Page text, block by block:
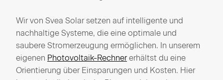
Wir von Svea Solar setzen auf intelligente und
nachhaltige Systeme, die eine optimale und
saubere Stromerzeugung ermöglichen. In unserem
eigenen Photovoltaik-Rechnererhältst du eine
Orientierung über Einsparungen und Kosten. Hier